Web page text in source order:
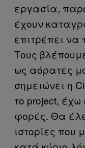
εργασία,
έχουν
επιτρέπει να
Τους
ως αόρατες
σημειώνει η
το project,
φορές. Θα
ιστορίες που